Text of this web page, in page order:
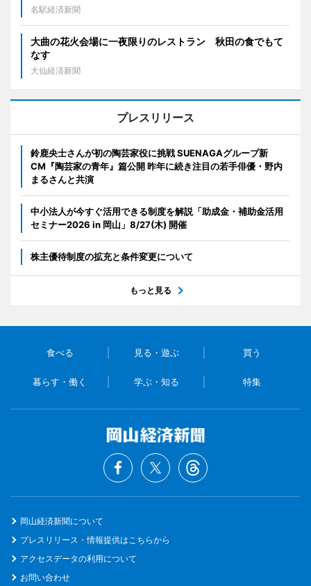
名駅経済新聞
大曲の花火会場に一夜限りのレストラン 秋田の食でもて
なす
大仙経済新聞
プレスリリース
鈴鹿央士さんが初の陶芸家役に挑戦 SUENAGAグループ新
CM『陶芸家の青年』篇公開 昨年に続き注目の若手俳優・野内
まるさんと共演
中小法人が今すぐ活用できる制度を解説「助成金・補助金活用
セミナー2026 in 岡山」8/27(木) 開催
株主優待制度の拡充と条件変更について
もっと見る
食べる 見る・遊ぶ 買う
暮らす・働く 学ぶ・知る 特集
岡山経済新聞について
プレスリリース・情報提供はこちらから
アクセスデータの利用について
お問い合わせ